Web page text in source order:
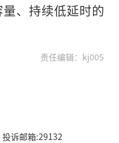
、持续低延时的
责任编辑：kj005
诉邮箱:29132